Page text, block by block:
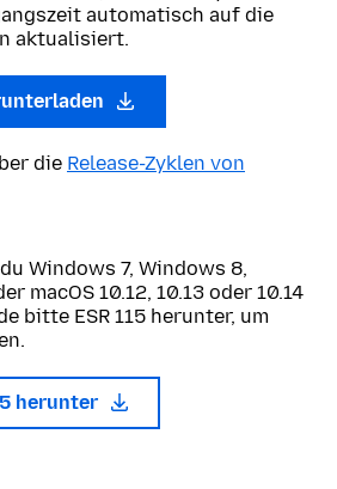
automatisch auf die
aktualisiert.
die Release-Zyklen von
Windows 7, Windows 8,
macOS 10.12, 10.13 oder 10.14
bitte ESR 115 herunter, um
herunter